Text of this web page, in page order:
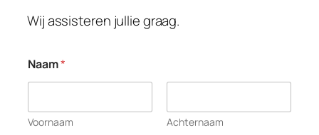
Wij assisteren jullie graag.
Naam*
Voornaam Achternaam